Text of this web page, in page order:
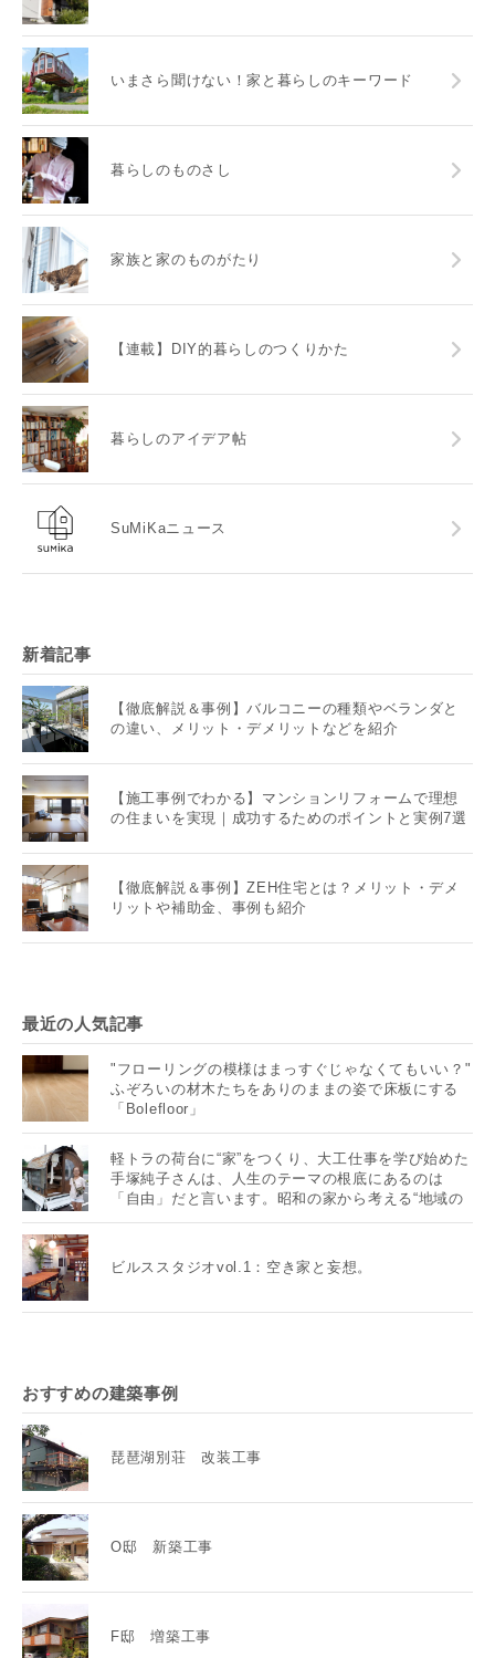
いまさら聞けない！家と暮らしのキーワード
暮らしのものさし
家族と家のものがたり
【連載】DIY的暮らしのつくりかた
暮らしのアイデア帖
SuMiKaニュース
新着記事
【徹底解説＆事例】バルコニーの種類やベランダと
の違い、メリット・デメリットなどを紹介
【施工事例でわかる】マンションリフォームで理想
の住まいを実現｜成功するためのポイントと実例7選
【徹底解説＆事例】ZEH住宅とは？メリット・デメ
リットや補助金、事例も紹介
最近の人気記事
"フローリングの模様はまっすぐじゃなくてもいい？"
ふぞろいの材木たちをありのままの姿で床板にする
「Bolefloor」
軽トラの荷台に“家”をつくり、大工仕事を学び始めた
手塚純子さんは、人生のテーマの根底にあるのは
「自由」だと言います。昭和の家から考える“地域の
ビルススタジオvol.1：空き家と妄想。
おすすめの建築事例
琵琶湖別荘 改装工事
O邸 新築工事
F邸 増築工事